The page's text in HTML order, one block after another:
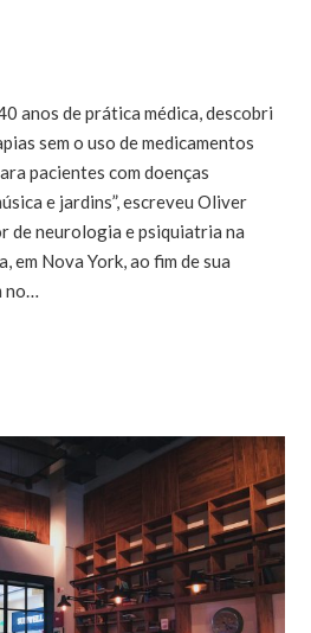
anos de prática médica, descobri
sem o uso de medicamentos
pacientes com doenças
e jardins”, escreveu Oliver
de neurologia e psiquiatria na
em Nova York, ao fim de sua
no…